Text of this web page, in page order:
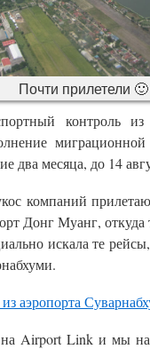
Почти прилетели 🙂
контроль
два месяца, до 14
компаний
Донг Муанг, откуда
искала те
аэропорта
Airport Link и мы на